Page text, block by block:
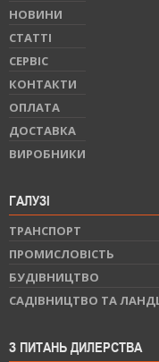
НОВИНИ
СТАТТI
СЕРВIС
КОНТАКТИ
ОПЛАТА
ДОСТАВКА
ВИРОБНИКИ
ГАЛУЗІ
ТРАНСПОРТ
ПРОМИСЛОВІСТЬ
БУДІВНИЦТВО
САДІВНИЦТВО ТА
З ПИТАНЬ ДИЛЕРСТВА